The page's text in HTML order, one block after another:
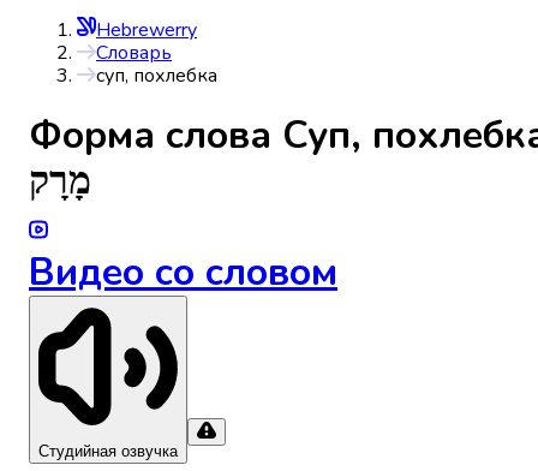
Hebrewerry
Словарь
суп, похлебка
Форма слова Суп,
מָרָק
Видео со словом
Студийная озвучка